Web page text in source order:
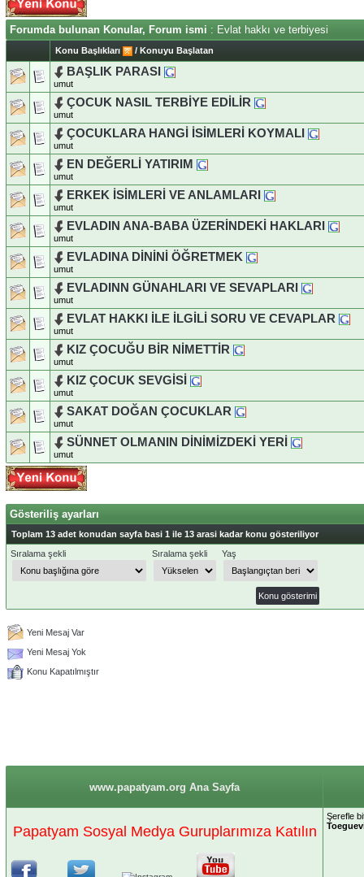
Forumda bulunan Konular, Forum ismi : Evlat hakkı ve terbiyesi
Konu Başlıkları / Konuyu Başlatan
BAŞLIK PARASI
umut
ÇOCUK NASIL TERBİYE EDİLİR
umut
ÇOCUKLARA HANGİ İSİMLERİ KOYMALI
umut
EN DEĞERLİ YATIRIM
umut
ERKEK İSİMLERİ VE ANLAMLARI
umut
EVLADIN ANA-BABA ÜZERİNDEKİ HAKLARI
umut
EVLADINA DİNİNİ ÖĞRETMEK
umut
EVLADINN GÜNAHLARI VE SEVAPLARI
umut
EVLAT HAKKI İLE İLGİLİ SORU VE CEVAPLAR
umut
KIZ ÇOCUĞU BİR NİMETTİR
umut
KIZ ÇOCUK SEVGİSİ
umut
SAKAT DOĞAN ÇOCUKLAR
umut
SÜNNET OLMANIN DİNİMİZDEKİ YERİ
umut
Gösteriliş ayarları
Toplam 13 adet konudan sayfa basi 1 ile 13 arasi kadar konu gösteriliyor
Sıralama şekli
Sıralama şekli Yaş
Yeni Mesaj Var
Yeni Mesaj Yok
Konu Kapatılmıştır
www.papatyam.org Ana Sayfa
Papatyam Sosyal Medya Guruplarımıza Katılın
Şerefle